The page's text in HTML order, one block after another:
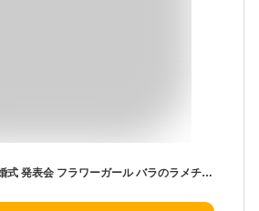
Catherine Cottage 結婚式 発表会 フラワーガール バラのラメチュール ドレス 子供ドレス PC728YK 100cm ピンクxブラウン TAK